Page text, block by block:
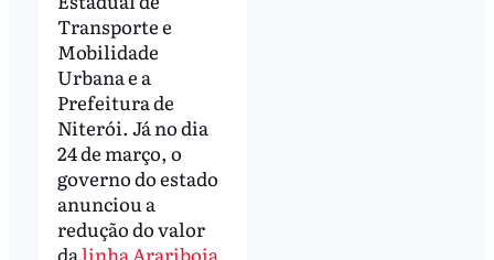
Transporte e
Mobilidade
Urbana e a
Prefeitura de
Niterói. Já no dia
24 de março, o
governo do estado
anunciou a
redução do valor
dalinha Arariboia